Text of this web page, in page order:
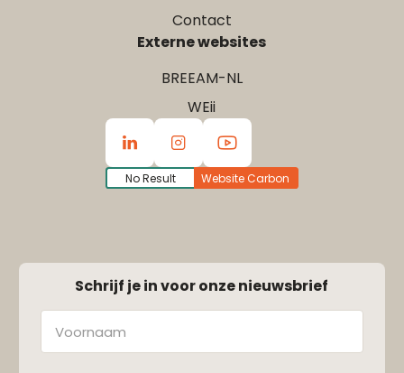
Contact
Externe websites
BREEAM-NL
WEii
No Result Website Carbon
Schrijf je in voor onze nieuwsbrief
Naam